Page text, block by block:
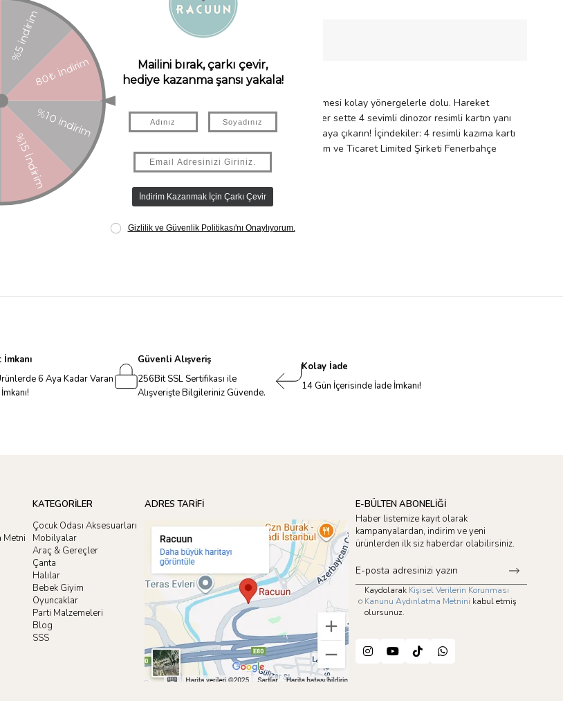
YORUMLAR (0)ÖDEME SEÇENEKLERIÜRÜN ÖNERILERI
ilham alan gökkuşağı sanat eserlerini ortaya çıkarmak için takip etmesi kolay yönergelerle dolu. Hareket
sanat kitleri, çocuklar için seyahatleri daha eğlenceli hale getiriyor. Her sette 4 sevimli dinozor resimli kartın yanı
Setle beraber gelen ahşap kalemi kullanarak gökkuşağı renklerini ortaya çıkarın! İçindekiler: 4 resimli kazıma kartı
kazıma kalemi Çizim kılavuzu İthalatçı Firma Bilgileri: Petitmag İletişim ve Ticaret Limited Şirketi Fenerbahçe
Ürün görselinde bulunuyor. 6 yaş ve üzeri için uygundur.
İmkanı
6 Aya Kadar Varan
Güvenli Alışveriş
256Bit SSL Sertifikası ile
Alışverişte Bilgileriniz Güvende.
Kolay İade
14 Gün İçerisinde İade İmkanı!
Metni
KATEGORİLER
Çocuk Odası Aksesuarları
Mobilyalar
Araç & Gereçler
Çanta
Halılar
Bebek Giyim
Oyuncaklar
Parti Malzemeleri
Blog
SSS
ADRES TARİFİ
E-BÜLTEN ABONELİĞİ
Haber listemize kayıt olarak
kampanyalardan, indirim ve yeni
ürünlerden ilk siz haberdar olabilirsiniz.
Kaydolarak Kişisel Verilerin Korunması
Kanunu Aydınlatma Metnini kabul etmiş
olursunuz.